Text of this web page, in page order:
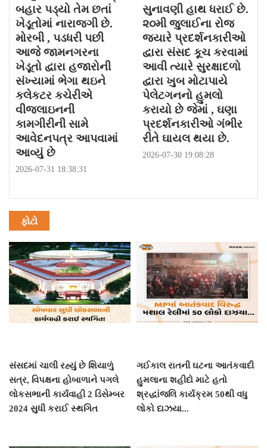
બહાર પડ્યો તેમ છતાં
ખેડૂતોમાં નારાજગી છે.
મોરબી , પડધરી પછી
આજે જામનગરના
ખેડૂતો દ્વારા હજારોની
સંખ્યામાં ભેગા થઇને
કલેકટર કચેરીએ
વીજલાઇનની
કામગીરીની સામે
આવેદનપત્ર આપવામાં
આવ્યું છે
2026-07-31 18:38:31
સુનાવણી હાથ ધરાઈ છે.
૨૦મી જુલાઈના રોજ
જયારે પ્રદર્શનકારીઓ
દ્વારા સંસદ કૂચ કરવામાં
આવી ત્યારે સુરક્ષાદળો
દ્વારા ખુબ મોટાપાયે
પેલેટગનનો હુમલો
કરાયો છે જેમાં , ઘણા
પ્રદર્શનકારીઓ ગંભીર
રીતે ઘાયલ થયા છે.
2026-07-30 19:08:28
ફોટો
સંસદમાં ચાલી રહ્યું છે શિયાળું
સત્ર, વિપક્ષના હોબાળાને પગલે
લોકસભાની કાર્યવાહી 2 ડિસેમ્બર
2024 સુધી કરાઈ સ્થગિત
ગઈકાલ રાતની ઘટના આતંકવાદી
હુમલાના શહીદો માટે હતો
શ્રદ્ધાંજલિ કાર્યક્રમ 50થી વધુ
લોકો દાઝયા...